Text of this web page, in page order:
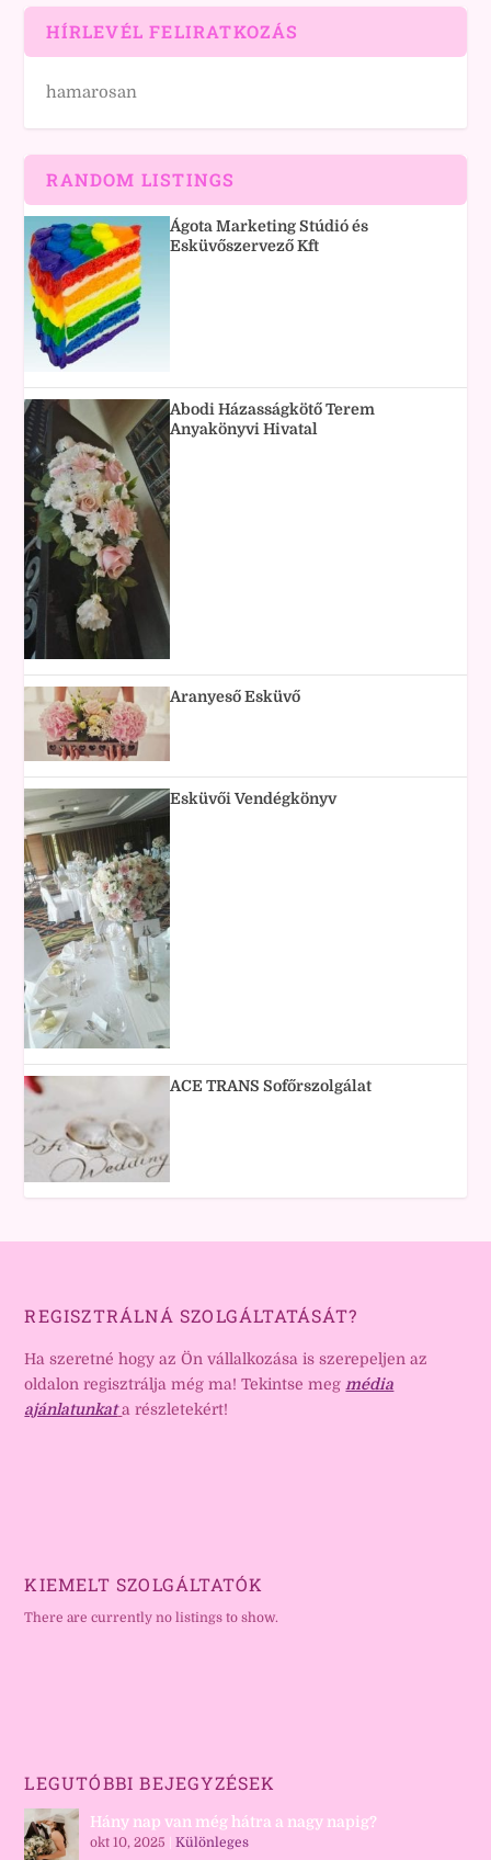
HÍRLEVÉL FELIRATKOZÁS
hamarosan
RANDOM LISTINGS
Ágota Marketing Stúdió és
Esküvőszervező Kft
Abodi Házasságkötő Terem
Anyakönyvi Hivatal
Aranyeső Esküvő
Esküvői Vendégkönyv
ACE TRANS Sofőrszolgálat
REGISZTRÁLNÁ SZOLGÁLTATÁSÁT?
Ha szeretné hogy az Ön vállalkozása is szerepeljen az
oldalon regisztrálja még ma! Tekintse meg média
ajánlatunkat a részletekért!
KIEMELT SZOLGÁLTATÓK
There are currently no listings to show.
LEGUTÓBBI BEJEGYZÉSEK
Hány nap van még hátra a nagy napig?
okt 10, 2025 |Különleges